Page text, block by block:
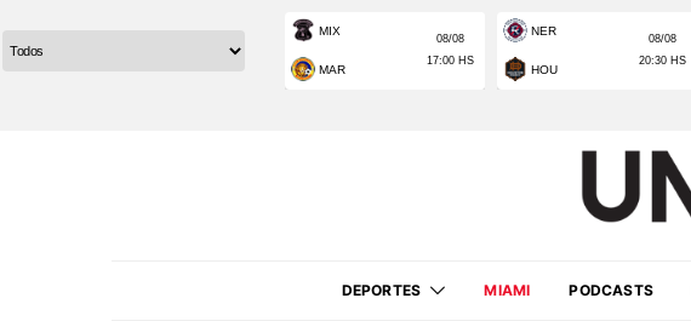
DEPORTES MIAMI PODCASTS